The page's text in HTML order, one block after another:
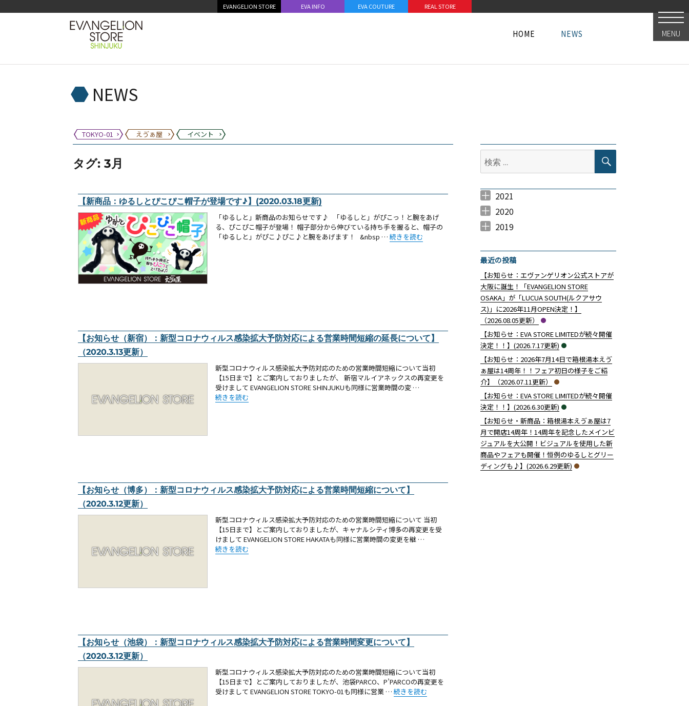
MENU
EVANGELION STORE EVA INFO EVA COUTURE REAL STORE
HOME
HOME
HOME
NEWS
NEWS
NEWS
NEWS
TOKYO-01 えゔぁ屋 イベント
タグ: 3月
【新商品：ゆるしとぴこぴこ帽子が登場です♪】(2020.03.18更新)
「ゆるしと」新商品のお知らせです♪ 「ゆるしと」がぴこっ！と腕をあげ
る、ぴこぴこ帽子が登場！ 帽子部分から伸びている持ち手を握ると、帽子の
「ゆるしと」がぴこ♪ぴこ♪と腕をあげます！ &nbsp … “【新商品：ゆるしとぴこぴこ帽子が登場です♪】(2020.03.18更新)” の
続きを読む
【お知らせ（新宿）：新型コロナウィルス感染拡大予防対応による営業時間短縮の延長について】
（2020.3.13更新）
新型コロナウィルス感染拡大予防対応のための営業時間短縮について当初
【15日まで】とご案内しておりましたが、 新宿マルイアネックスの再変更を
受けまして EVANGELION STORE SHINJUKUも同様に営業時間の変 …
“【お知らせ（新宿）：新型コロナウィルス感染拡大予防対応による営業時間短縮の延長について】（2020.3.13更新）” の
続きを読む
【お知らせ（博多）：新型コロナウィルス感染拡大予防対応による営業時間短縮について】
（2020.3.12更新）
新型コロナウィルス感染拡大予防対応のための営業時間短縮について 当初
【15日まで】とご案内しておりましたが、キャナルシティ博多の再変更を受
けまして EVANGELION STORE HAKATAも同様に営業時間の変更を継 …
“【お知らせ（博多）：新型コロナウィルス感染拡大予防対応による営業時間短縮について】（2020.3.12更新）” の
続きを読む
【お知らせ（池袋）：新型コロナウィルス感染拡大予防対応による営業時間変更について】
（2020.3.12更新）
新型コロナウィルス感染拡大予防対応のための営業時間短縮について当初
【15日まで】とご案内しておりましたが、池袋PARCO、P’PARCOの再変更を
受けまして EVANGELION STORE TOKYO-01も同様に営業 … “【お知らせ（池袋）：新型コロナウィルス感染拡大予防対応による営業時間変更について】（
続きを読む
索:
検
2021
2021年4月 （
2021年3月 （
2021年2月 （
2021年1月 （
2020
2020年12月 （
2020年11月 （
2020年10月 （
2020年9月 （
2020年8月 （
2020年7月 （
2020年6月 （
2020年5月 （
2020年4月 （
2020年3月 （
2020年2月 （
2020年1月 （
2019
最近の投稿
【お知らせ：エヴァンゲリオン公式ストアが
大阪に誕生！「EVANGELION STORE
OSAKA」が「LUCUA SOUTH(ルクアサウ
ス)」に2026年11月OPEN決定！】
（2026.08.05更新）
【お知らせ：EVA STORE LIMITEDが続々開催
決定！！】(2026.7.17更新)
【お知らせ：2026年7月14日で箱根湯本えゔ
ぁ屋は14周年！！フェア初日の様子をご紹
介】（2026.07.11更新）
【お知らせ：EVA STORE LIMITEDが続々開催
決定！！】(2026.6.30更新)
【お知らせ・新商品：箱根湯本えゔぁ屋は7
月で開店14周年！14周年を記念したメインビ
ジュアルを大公開！ビジュアルを使用した新
商品やフェアも開催！恒例のゆるしとグリー
ディングも♪】(2026.6.29更新)